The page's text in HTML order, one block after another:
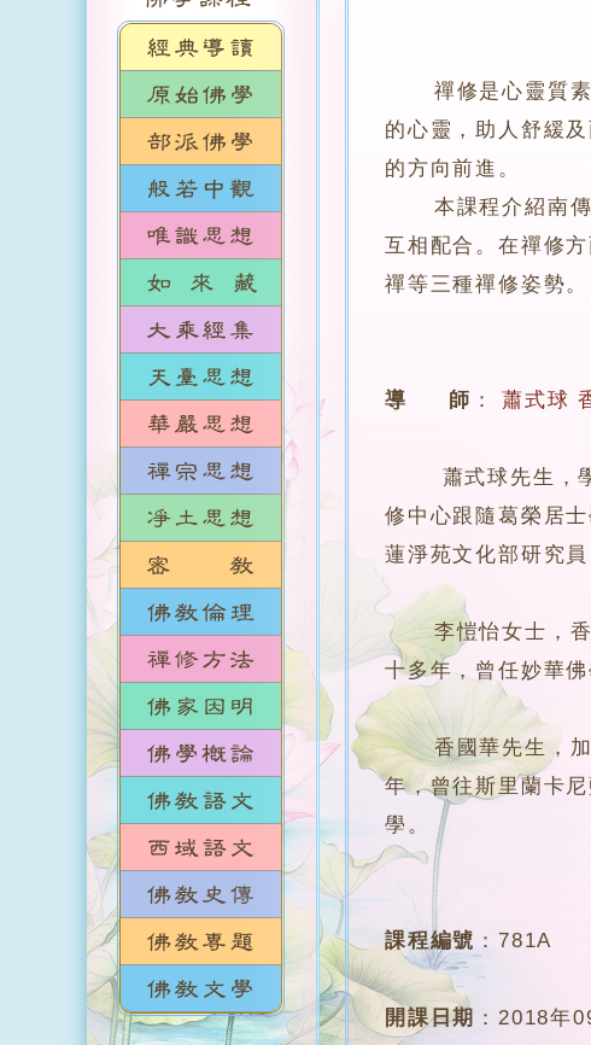
禪修是心靈質
的心靈，助人舒緩
的方向前進。
本課程介紹南傳
互相配合。在禪修
禪等三種禪修姿勢。
導 師 ： 蕭式球
蕭式球先生，學
修中心跟隨葛榮居
蓮淨苑文化部研究
李愷怡女士，香港
十多年，曾任妙華
香國華先生，加拿
年，曾往斯里蘭卡
學。
課程編號 ：781A
開課日期 ：2018年